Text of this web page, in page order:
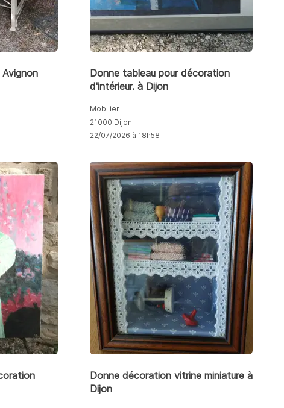
Donne tableau pour décoration
d'intérieur. à Dijon
Mobilier
21000 Dijon
22/07/2026 à 18h58
Donne décoration vitrine miniature à
Dijon